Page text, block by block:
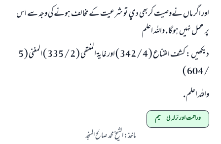
اور اگر ماں نےوصيت كربھي دي تو شرعيت كے مخالف ہونے كي وجہ سے اس
پر عمل نہيں ہوگا . واللہ اعلم
ديكھيں : كشف القناع ( 4 / 342 ) اور غايۃ المنتھي ( 2 / 335 ) المغني ( 5
/ 604 )
واللہ اعلم .
وراثت اور ترکہ کی تقسیم
ماخذ:الشیخ محمد صالح المنجد